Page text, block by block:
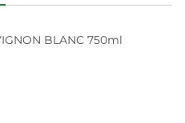
BLANC 750ml